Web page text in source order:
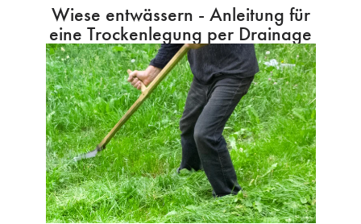
Wiese entwässern - Anleitung für
eine Trockenlegung per Drainage